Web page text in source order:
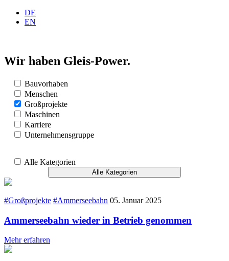
DE
EN
Wir haben Gleis-Power.
Bauvorhaben
Menschen
Großprojekte
Maschinen
Karriere
Unternehmensgruppe
Alle Kategorien
Alle Kategorien
#Großprojekte #Ammerseebahn 05. Januar 2025
Ammerseebahn wieder in Betrieb genommen
Mehr erfahren